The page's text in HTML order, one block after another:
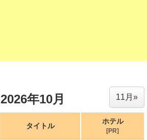
2026年10月 11月»
タイトル
ホテル
[PR]